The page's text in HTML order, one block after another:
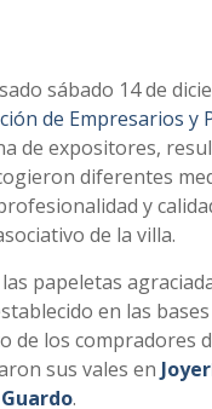
sábado 14 de
de Empresarios y
de expositores,
diferentes
y
de la villa.
papeletas
en las
de los compradores
sus vales en
.